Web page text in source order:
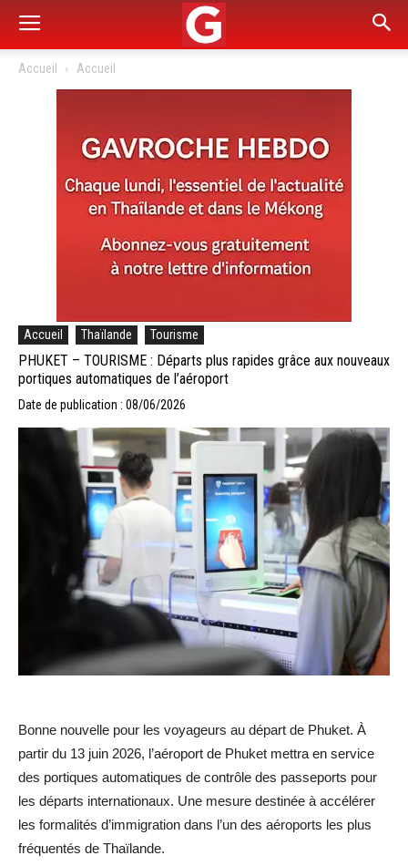
Accueil Accueil
Accueil Thaïlande Tourisme
PHUKET – TOURISME : Départs plus rapides grâce aux nouveaux
portiques automatiques de l’aéroport
Date de publication : 08/06/2026
Bonne nouvelle pour les voyageurs au départ de Phuket. À
partir du 13 juin 2026, l’aéroport de Phuket mettra en service
des portiques automatiques de contrôle des passeports pour
les départs internationaux. Une mesure destinée à accélérer
les formalités d’immigration dans l’un des aéroports les plus
fréquentés de Thaïlande.